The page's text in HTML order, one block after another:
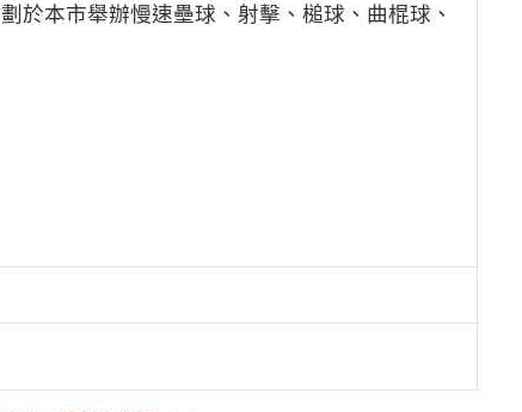
於本市舉辦慢速壘球、射擊、槌球、曲棍球、